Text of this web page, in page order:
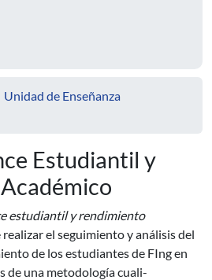
Unidad de Enseñanza
Estudiantil y
estudiantil y rendimiento
realizar el seguimiento y análisis del
de los estudiantes de FIng en
de una metodología cuali-